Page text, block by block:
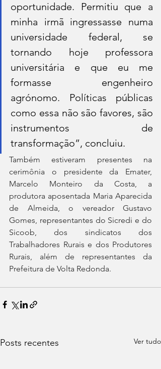
oportunidade. Permitiu que a
minha irmã ingressasse numa
universidade federal, se
tornando hoje professora
universitária e que eu me
formasse engenheiro
agrónomo. Políticas públicas
como essa não são favores, são
instrumentos de
transformação”, concluiu.
Também estiveram presentes na
cerimônia o presidente da Emater,
Marcelo Monteiro da Costa, a
produtora aposentada Maria Aparecida
de Almeida, o vereador Gustavo
Gomes, representantes do Sicredi e do
Sicoob, dos sindicatos dos
Trabalhadores Rurais e dos Produtores
Rurais, além de representantes da
Prefeitura de Volta Redonda.
Posts recentes Ver tudo